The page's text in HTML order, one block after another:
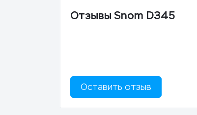
Отзывы Snom D345
Оставить отзыв